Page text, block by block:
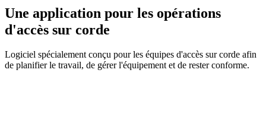
Une application pour les opérations
d'accès sur corde
Logiciel spécialement conçu pour les équipes d'accès sur corde afin
de planifier le travail, de gérer l'équipement et de rester conforme.